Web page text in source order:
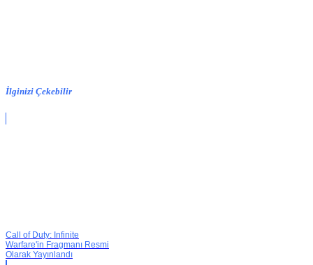
İlginizi Çekebilir
Call of Duty: Infinite
Warfare'in Fragmanı Resmi
Olarak Yayınlandı